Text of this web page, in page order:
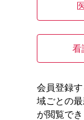
看
会員登録
域ごとの
が閲覧でき